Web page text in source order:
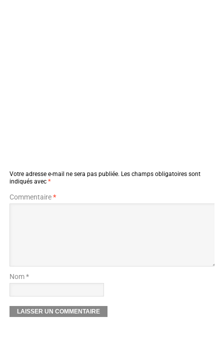
Votre adresse e-mail ne sera pas publiée. Les champs obligatoires sont
indiqués avec *
Commentaire*
Nom *